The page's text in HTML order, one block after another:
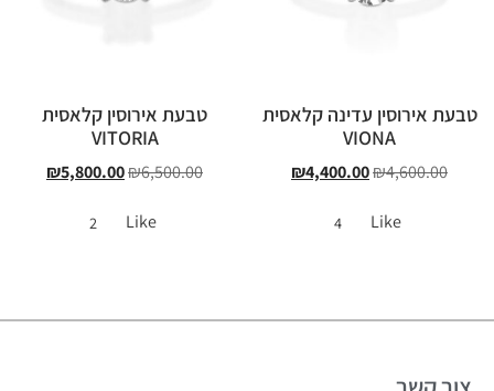
טבעת אירוסין עדינה קלאסית
VIONA
₪4,600.00
₪4,400.00
Like
טבעת אירוסין קלאסית
VITORIA
₪6,500.00
₪5,800.00
Like